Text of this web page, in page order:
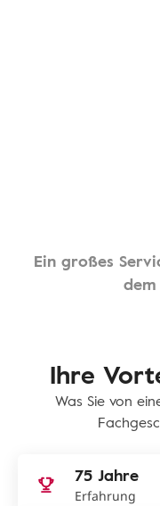
Ein großes
Ihre
Was Sie von
75 Jahre
Erfahrung